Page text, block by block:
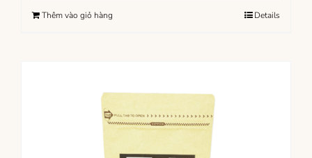
Thêm vào giỏ hàng Details